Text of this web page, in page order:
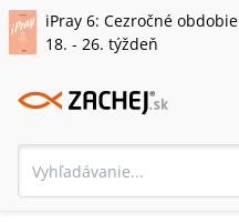
iPray 6: Cezročné obdobie
18. - 26. týždeň